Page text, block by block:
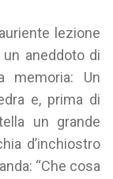
lezione
aneddoto di
Un
e, prima di
un grande
d’inchiostro
“Che cosa